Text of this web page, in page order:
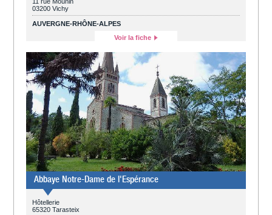
03200 Vichy
AUVERGNE-RHÔNE-ALPES
Voir la fiche
Abbaye Notre-Dame de l'Espérance
Hôtellerie
65320 Tarasteix